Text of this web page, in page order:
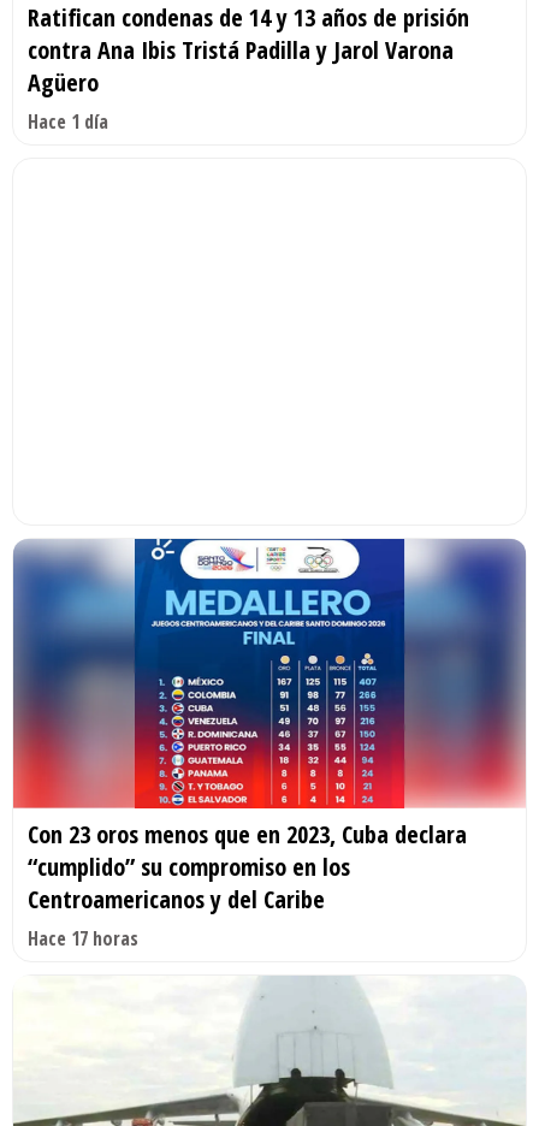
Ratifican condenas de 14 y 13 años de prisión
contra Ana Ibis Tristá Padilla y Jarol Varona
Agüero
Hace 1 día
Con 23 oros menos que en 2023, Cuba declara
“cumplido” su compromiso en los
Centroamericanos y del Caribe
Hace 17 horas